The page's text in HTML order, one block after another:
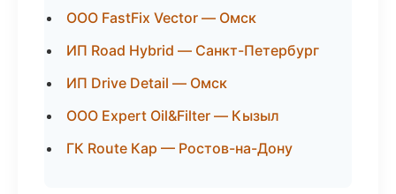
ООО FastFix Vector — Омск
ИП Road Hybrid — Санкт-Петербург
ИП Drive Detail — Омск
ООО Expert Oil&Filter — Кызыл
ГК Route Кар — Ростов-на-Дону